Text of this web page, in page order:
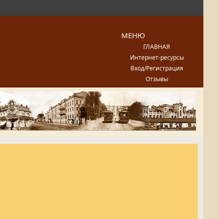
МЕНЮ
ГЛАВНАЯ
Интернет-ресурсы
Вход/Регистрация
Отзывы